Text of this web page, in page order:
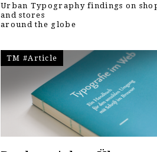
Urban Typography findings on
and stores
around the globe
TM #Article